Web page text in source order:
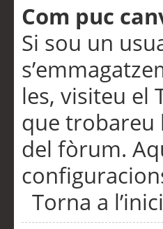
Com puc
Si sou un
les, visiteu el
que trobareu
del fòrum.
Torna a l’inici